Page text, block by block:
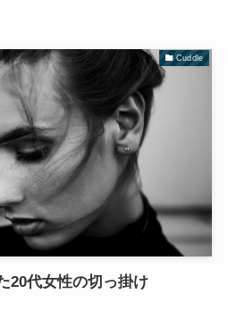
Cuddle
20代女性の切っ掛け